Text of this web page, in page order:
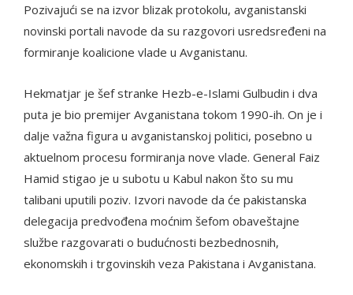
Pozivajući se na izvor blizak protokolu, avganistanski
novinski portali navode da su razgovori usredsređeni na
formiranje koalicione vlade u Avganistanu.
Hekmatjar je šef stranke Hezb-e-Islami Gulbudin i dva
puta je bio premijer Avganistana tokom 1990-ih. On je i
dalje važna figura u avganistanskoj politici, posebno u
aktuelnom procesu formiranja nove vlade. General Faiz
Hamid stigao je u subotu u Kabul nakon što su mu
talibani uputili poziv. Izvori navode da će pakistanska
delegacija predvođena moćnim šefom obaveštajne
službe razgovarati o budućnosti bezbednosnih,
ekonomskih i trgovinskih veza Pakistana i Avganistana.